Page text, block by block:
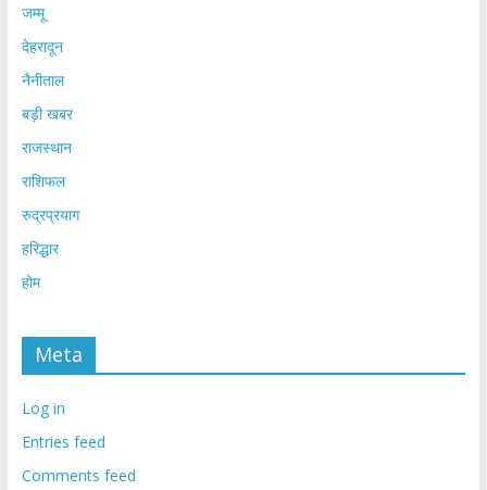
जम्मू
देहरादून
नैनीताल
बड़ी खबर
राजस्थान
राशिफल
रुद्रप्रयाग
हरिद्धार
होम
Meta
Log in
Entries feed
Comments feed